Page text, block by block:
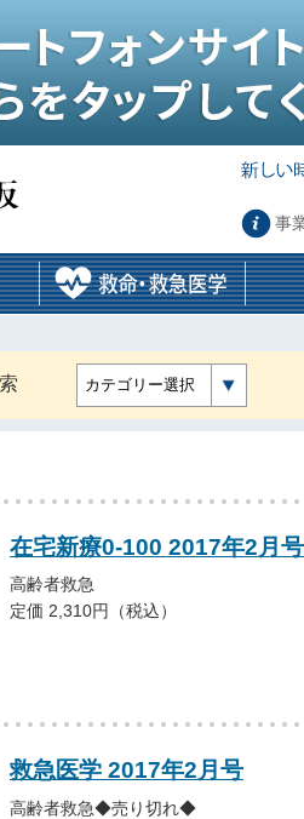
事
カテゴリー選択
在宅新療0-100 2017年2月号
高齢者救急
定価 2,310円（税込）
救急医学 2017年2月号
高齢者救急◆売り切れ◆